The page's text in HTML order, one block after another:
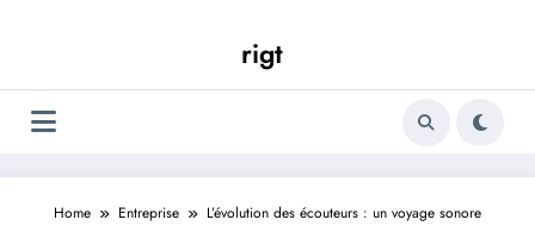
rigt
Home Entreprise L’évolution des écouteurs : un voyage sonore